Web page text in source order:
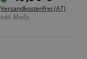
Versandkostenfrei (AT)
inkl. MwSt.